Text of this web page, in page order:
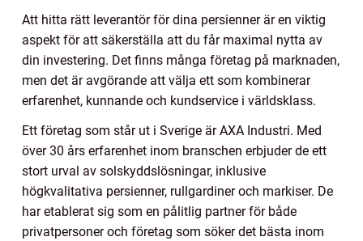
Att hitta rätt leverantör för dina persienner är en viktig
aspekt för att säkerställa att du får maximal nytta av
din investering. Det finns många företag på marknaden,
men det är avgörande att välja ett som kombinerar
erfarenhet, kunnande och kundservice i världsklass.
Ett företag som står ut i Sverige är AXA Industri. Med
över 30 års erfarenhet inom branschen erbjuder de ett
stort urval av solskyddslösningar, inklusive
högkvalitativa persienner, rullgardiner och markiser. De
har etablerat sig som en pålitlig partner för både
privatpersoner och företag som söker det bästa inom